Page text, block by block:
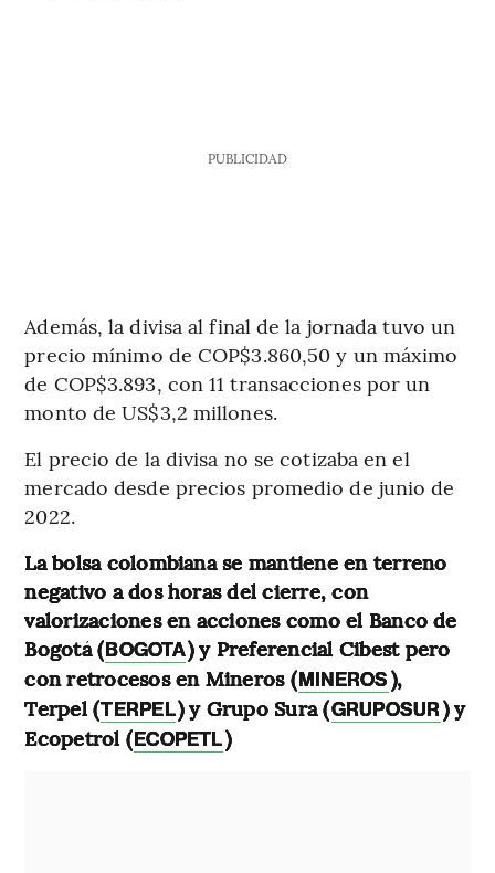
PUBLICIDAD
Además, la divisa al final de la jornada tuvo un
precio mínimo de COP$3.860,50 y un máximo
de COP$3.893, con 11 transacciones por un
monto de US$3,2 millones.
El precio de la divisa no se cotizaba en el
mercado desde precios promedio de junio de
2022.
La bolsa colombiana se mantiene en terreno
negativo a dos horas del cierre, con
valorizaciones en acciones como el Banco de
Bogotá (BOGOTA) y Preferencial Cibest pero
con retrocesos en Mineros (MINEROS),
Terpel (TERPEL) y Grupo Sura (GRUPOSUR) y
Ecopetrol (ECOPETL)